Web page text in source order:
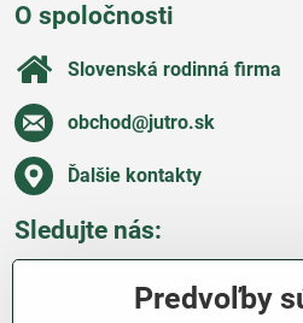
O spoločnosti
Slovenská rodinná firma
obchod​@jutro​.sk
Ďalšie kontakty
Sledujte nás:
Predvoľby